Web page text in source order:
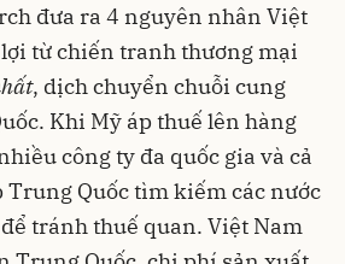
đưa ra 4 nguyên nhân Việt
từ chiến tranh thương mại
, dịch chuyển chuỗi cung
Khi Mỹ áp thuế lên hàng
công ty đa quốc gia và cả
Trung Quốc tìm kiếm các nước
tránh thuế quan. Việt Nam